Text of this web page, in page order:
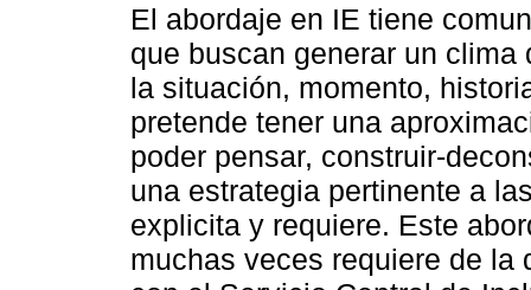
El abordaje en IE tiene
que buscan generar un
la situación, momento,
pretende tener una
poder pensar, construir-
una estrategia pertinente a
explicita y requiere. Este
muchas veces requiere de la